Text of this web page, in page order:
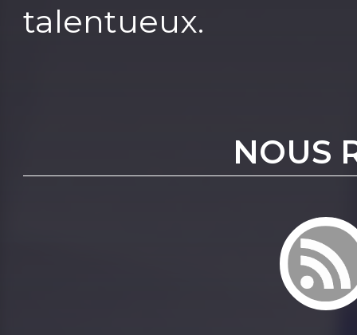
talentueux.
NOUS